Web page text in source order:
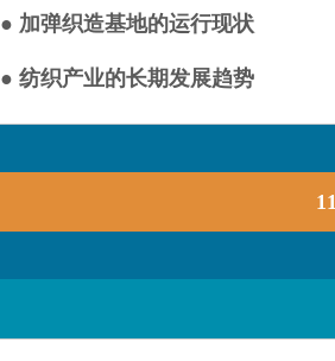
● 加弹织造基地的运行现状
● 纺织产业的长期发展趋势